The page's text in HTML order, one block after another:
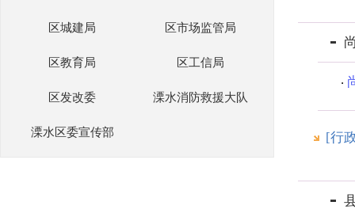
区城建局 区市场监管局
区教育局 区工信局
区发改委 溧水消防救援大队
溧水区委宣传部 [行